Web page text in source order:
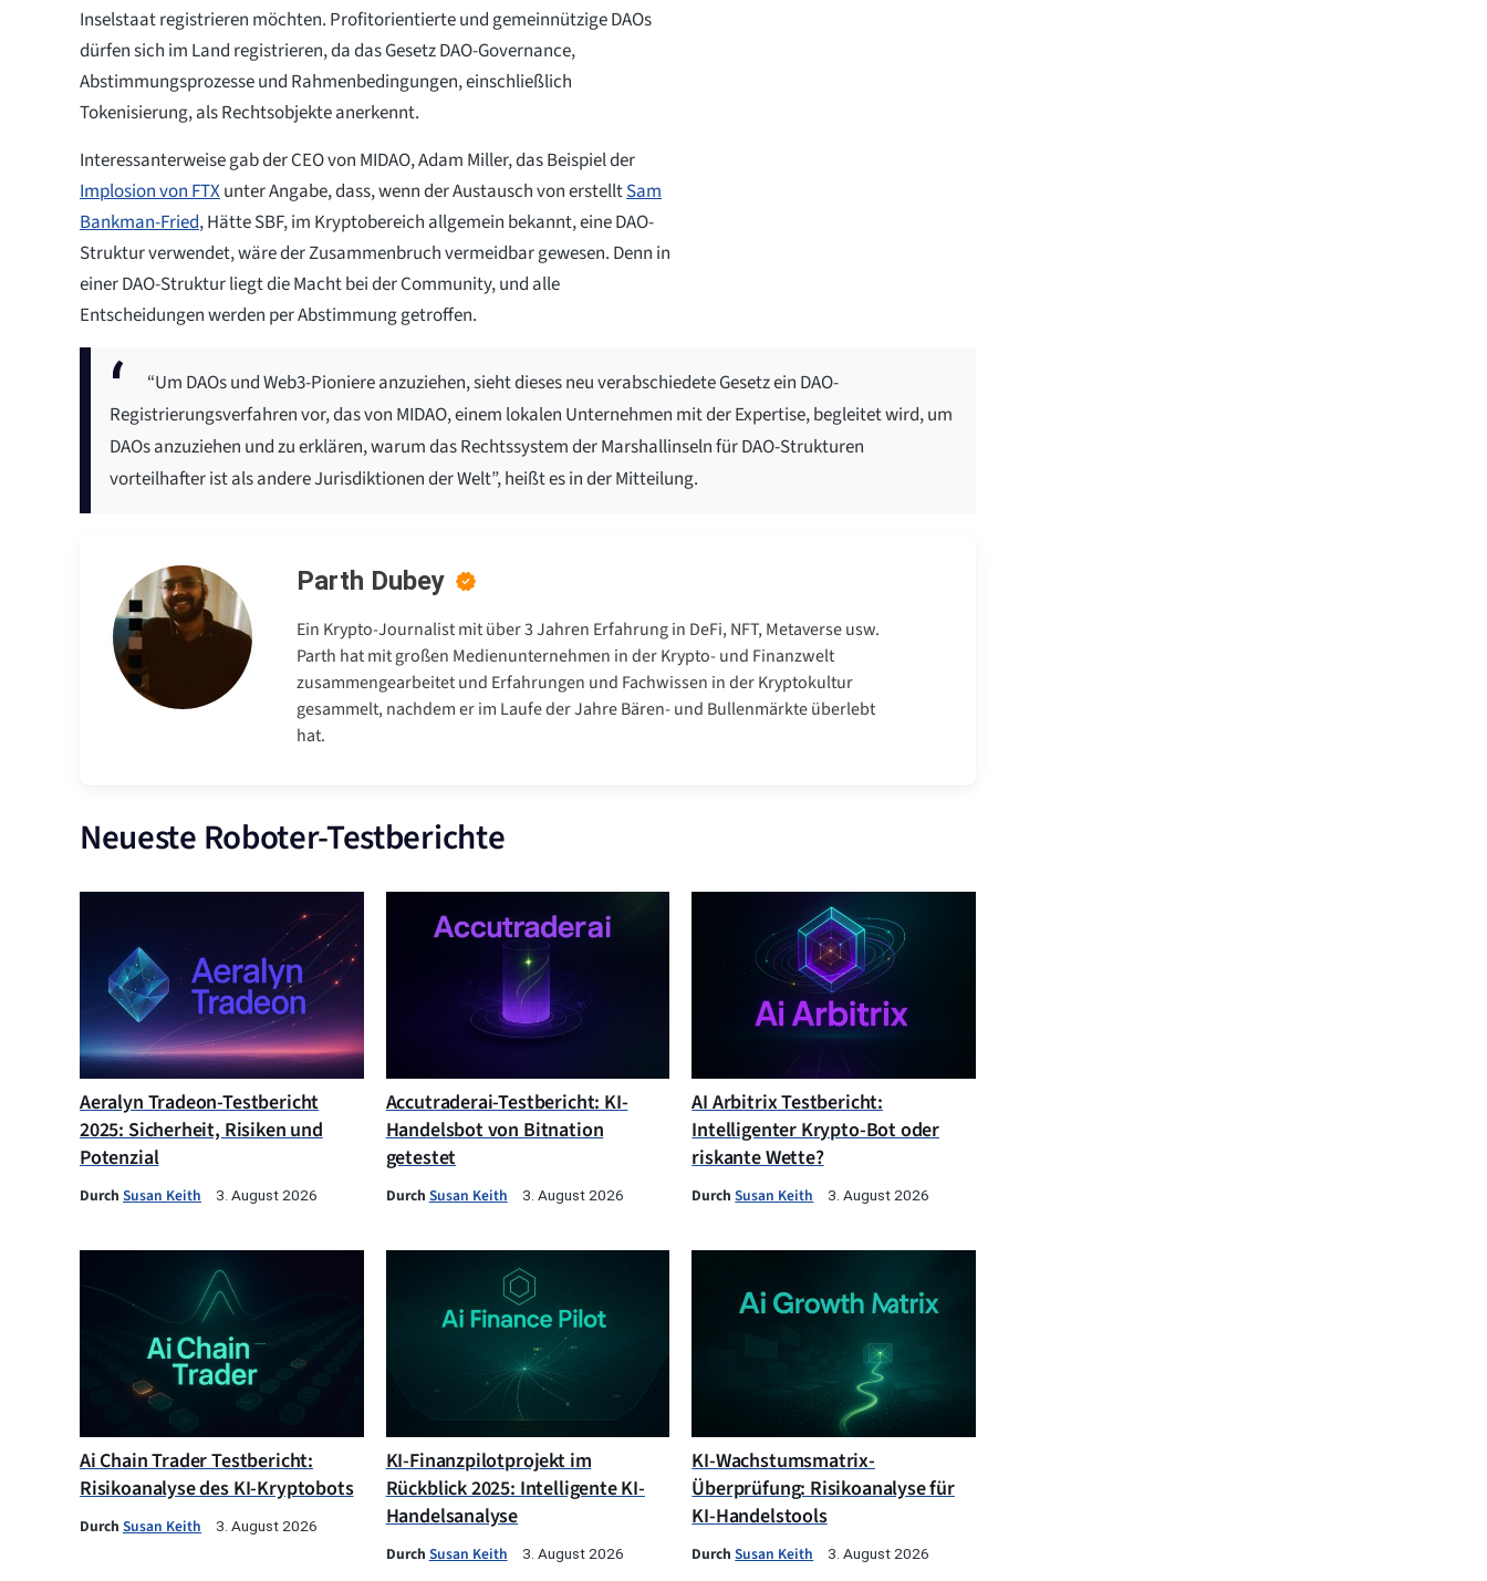
Inselstaat registrieren möchten. Profitorientierte und gemeinnützige DAOs
dürfen sich im Land registrieren, da das Gesetz DAO-Governance,
Abstimmungsprozesse und Rahmenbedingungen, einschließlich
Tokenisierung, als Rechtsobjekte anerkennt.
Interessanterweise gab der CEO von MIDAO, Adam Miller, das Beispiel der
Implosion von FTXunter Angabe, dass, wenn der Austausch von erstelltSam
Bankman-Fried, Hätte SBF, im Kryptobereich allgemein bekannt, eine DAO-
Struktur verwendet, wäre der Zusammenbruch vermeidbar gewesen. Denn in
einer DAO-Struktur liegt die Macht bei der Community, und alle
Entscheidungen werden per Abstimmung getroffen.
“Um DAOs und Web3-Pioniere anzuziehen, sieht dieses neu verabschiedete Gesetz ein DAO-
Registrierungsverfahren vor, das von MIDAO, einem lokalen Unternehmen mit der Expertise, begleitet wird, um
DAOs anzuziehen und zu erklären, warum das Rechtssystem der Marshallinseln für DAO-Strukturen
vorteilhafter ist als andere Jurisdiktionen der Welt”, heißt es in der Mitteilung.
Parth Dubey
Ein Krypto-Journalist mit über 3 Jahren Erfahrung in DeFi, NFT, Metaverse usw.
Parth hat mit großen Medienunternehmen in der Krypto- und Finanzwelt
zusammengearbeitet und Erfahrungen und Fachwissen in der Kryptokultur
gesammelt, nachdem er im Laufe der Jahre Bären- und Bullenmärkte überlebt
hat.
Neueste Roboter-Testberichte
Aeralyn Tradeon-Testbericht
2025: Sicherheit, Risiken und
Potenzial
Durch Susan Keith 3. August 2026
Accutraderai-Testbericht: KI-
Handelsbot von Bitnation
getestet
Durch Susan Keith 3. August 2026
AI Arbitrix Testbericht:
Intelligenter Krypto-Bot oder
riskante Wette?
DurchSusan Keith 3. August 2026
Ai Chain Trader Testbericht:
Risikoanalyse des KI-Kryptobots
Durch Susan Keith 3. August 2026
KI-Finanzpilotprojekt im
Rückblick 2025: Intelligente KI-
Handelsanalyse
Durch Susan Keith 3. August 2026
KI-Wachstumsmatrix-
Überprüfung: Risikoanalyse für
KI-Handelstools
DurchSusan Keith 3. August 2026